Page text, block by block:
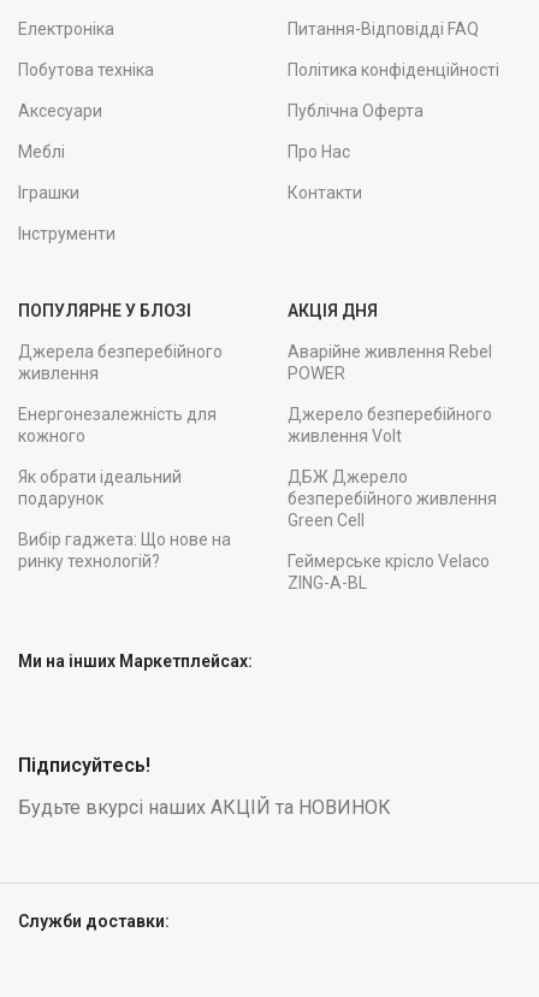
Електроніка
Побутова техніка
Аксесуари
Меблі
Іграшки
Інструменти
Питання-Відповідді FAQ
Політика конфіденційності
Публічна Оферта
Про Нас
Контакти
ПОПУЛЯРНЕ У БЛОЗІ
Джерела безперебійного
живлення
Енергонезалежність для
кожного
Як обрати ідеальний
подарунок
Вибір гаджета: Що нове на
ринку технологій?
АКЦІЯ ДНЯ
Аварійне живлення Rebel
POWER
Джерело безперебійного
живлення Volt
ДБЖ Джерело
безперебійного живлення
Green Cell
Геймерське крісло Velaco
ZING-A-BL
Ми на інших Маркетплейсах:
Підписуйтесь!
Будьте вкурсі наших АКЦІЙ та НОВИНОК
Служби доставки: